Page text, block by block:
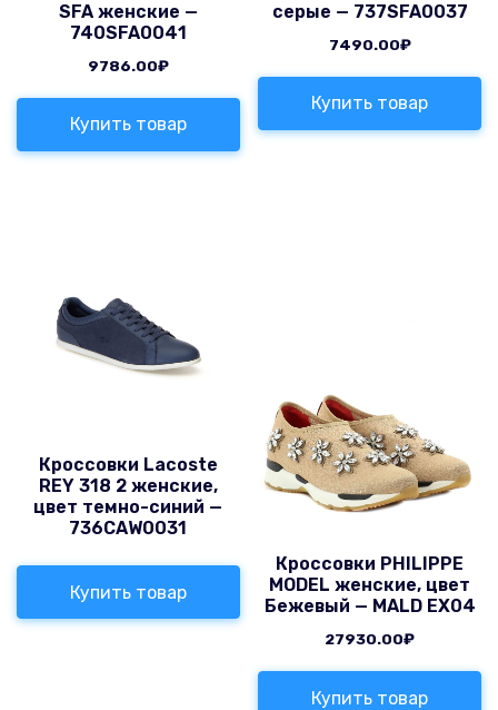
SFA женские —
740SFA0041
9786.00₽
Купить товар
серые — 737SFA0037
7490.00₽
Купить товар
Кроссовки Lacoste
REY 318 2 женские,
цвет темно-синий —
736CAW0031
Купить товар
Кроссовки PHILIPPE
MODEL женские, цвет
Бежевый — MALD EX04
27930.00₽
Купить товар